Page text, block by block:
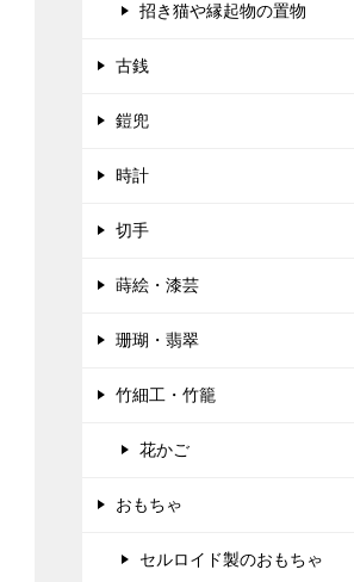
招き猫や縁起物の置物
古銭
鎧兜
時計
切手
蒔絵・漆芸
珊瑚・翡翠
竹細工・竹籠
花かご
おもちゃ
セルロイド製のおもちゃ